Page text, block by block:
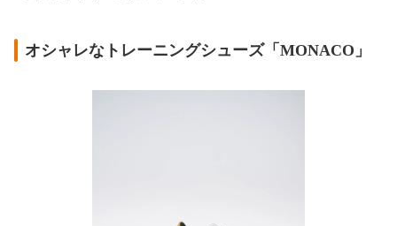
オシャレなトレーニングシューズ「MONACO」